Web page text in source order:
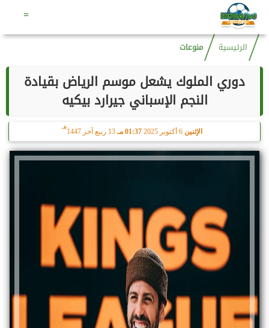
=
الرئيسية منوعات
دوري الملوك يشعل موسم الرياض بقيادة
النجم الإسباني جيرارد بيكيه
الإثنين 01:37 مـ 13 ربيع آخر 1447
هـ